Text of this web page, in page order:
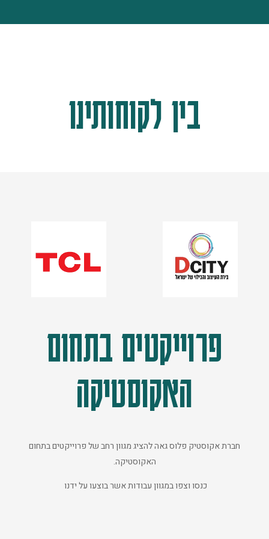
בין לקוחותינו
פרוייקטים בתחום
האקוסטיקה
חברת אקוסטיק פלוס גאה להציג מגוון רחב של פרוייקטים בתחום
האקוסטיקה.
כנסו וצפו במגוון עבודות אשר בוצעו על ידנו